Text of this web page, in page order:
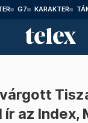
G7 KARAKTER
az Index,